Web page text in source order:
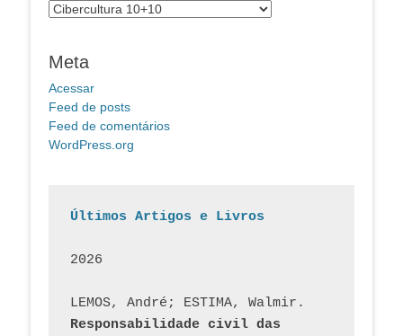
Categorias
Meta
Acessar
Feed de posts
Feed de comentários
WordPress.org
Últimos Artigos e Livros
2026
Responsabilidade civil das